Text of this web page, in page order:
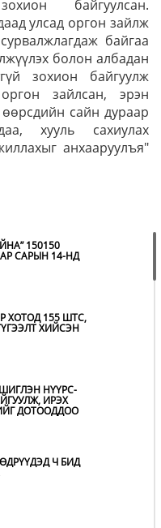
байгуулсан.
улсад оргон зайлж
байгаа
болон албадан
зохион байгуулж
зайлсан, эрэн
сайн дураар
хууль сахиулах
анхааруулъя"
150150
САРЫН 14-НД
ХОТОД 155 ШТС,
ХИЙСЭН
НҮҮРС-
ИРЭХ
ДОТООДДОО
Ч БИД